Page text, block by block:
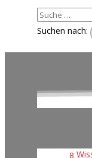
Suchen nach:
8